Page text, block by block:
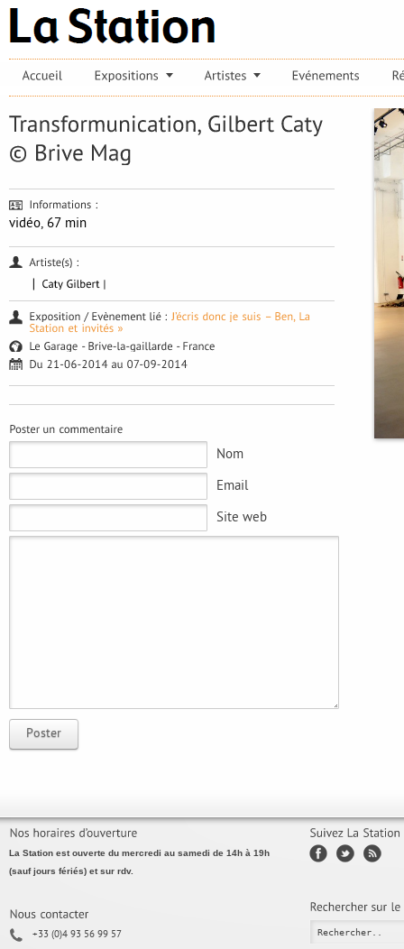
vidéo, 67 min
Nom
Email
Site web
Poster
La Station est ouverte du mercredi au samedi de 14h à 19h
(sauf jours fériés) et sur rdv.
+33 (0)4 93 56 99 57